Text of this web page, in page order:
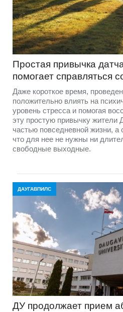
Простая привычка
помогает справляться
Даже короткое время,
положительно влиять на
уровень стресса и помогая
эту простую привычку жители
частью повседневной жизни, а
что для нее не нужны ни
свободные выходные.
ДАУГАВПИЛС
ДУ продолжает прием